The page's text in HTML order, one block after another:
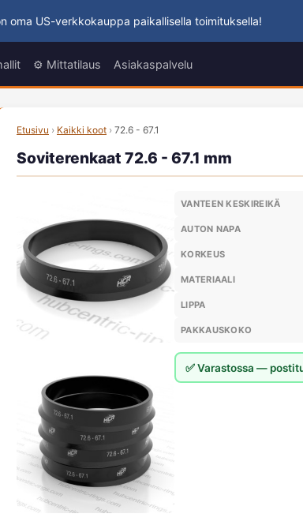
US-verkkokauppa paikallisella toimituksella!
⚙️ Mittatilaus Asiakaspalvelu
Etusivu › Kaikki koot › 72.6 - 67.1
Soviterenkaat 72.6 - 67.1 mm
VANTEEN KESKIREIKÄ
AUTON NAPA
KORKEUS
MATERIAALI
LIPPA
PAKKAUSKOKO
✅ Varastossa —